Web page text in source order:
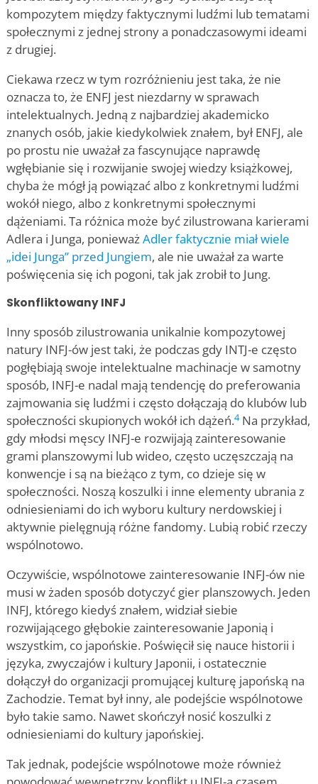
kompozytem między faktycznymi ludźmi lub tematami
społecznymi z jednej strony a ponadczasowymi ideami
z drugiej.
Ciekawa rzecz w tym rozróżnieniu jest taka, że nie
oznacza to, że ENFJ jest niezdarny w sprawach
intelektualnych. Jedną z najbardziej akademicko
znanych osób, jakie kiedykolwiek znałem, był ENFJ, ale
po prostu nie uważał za fascynujące naprawdę
wgłębianie się i rozwijanie swojej wiedzy książkowej,
chyba że mógł ją powiązać albo z konkretnymi ludźmi
wokół niego, albo z konkretnymi społecznymi
dążeniami. Ta różnica może być zilustrowana karierami
Adlera i Junga, ponieważAdler faktycznie miał wiele
„idei Junga” przed Jungiem, ale nie uważał za warte
poświęcenia się ich pogoni, tak jak zrobił to Jung.
Skonfliktowany INFJ
Inny sposób zilustrowania unikalnie kompozytowej
natury INFJ-ów jest taki, że podczas gdy INTJ-e często
pogłębiają swoje intelektualne machinacje w samotny
sposób, INFJ-e nadal mają tendencję do preferowania
zajmowania się ludźmi i często dołączają do klubów lub
społeczności skupionych wokół ich dążeń.4Na przykład,
gdy młodsi męscy INFJ-e rozwijają zainteresowanie
grami planszowymi lub wideo, często uczęszczają na
konwencje i są na bieżąco z tym, co dzieje się w
społeczności. Noszą koszulki i inne elementy ubrania z
odniesieniami do ich wyboru kultury nerdowskiej i
aktywnie pielęgnują różne fandomy. Lubią robić rzeczy
wspólnotowo.
Oczywiście, wspólnotowe zainteresowanie INFJ-ów nie
musi w żaden sposób dotyczyć gier planszowych. Jeden
INFJ, którego kiedyś znałem, widział siebie
rozwijającego głębokie zainteresowanie Japonią i
wszystkim, co japońskie. Poświęcił się nauce historii i
języka, zwyczajów i kultury Japonii, i ostatecznie
dołączył do organizacji promującej kulturę japońską na
Zachodzie. Temat był inny, ale podejście wspólnotowe
było takie samo. Nawet skończył nosić koszulki z
odniesieniami do kultury japońskiej.
Tak jednak, podejście wspólnotowe może również